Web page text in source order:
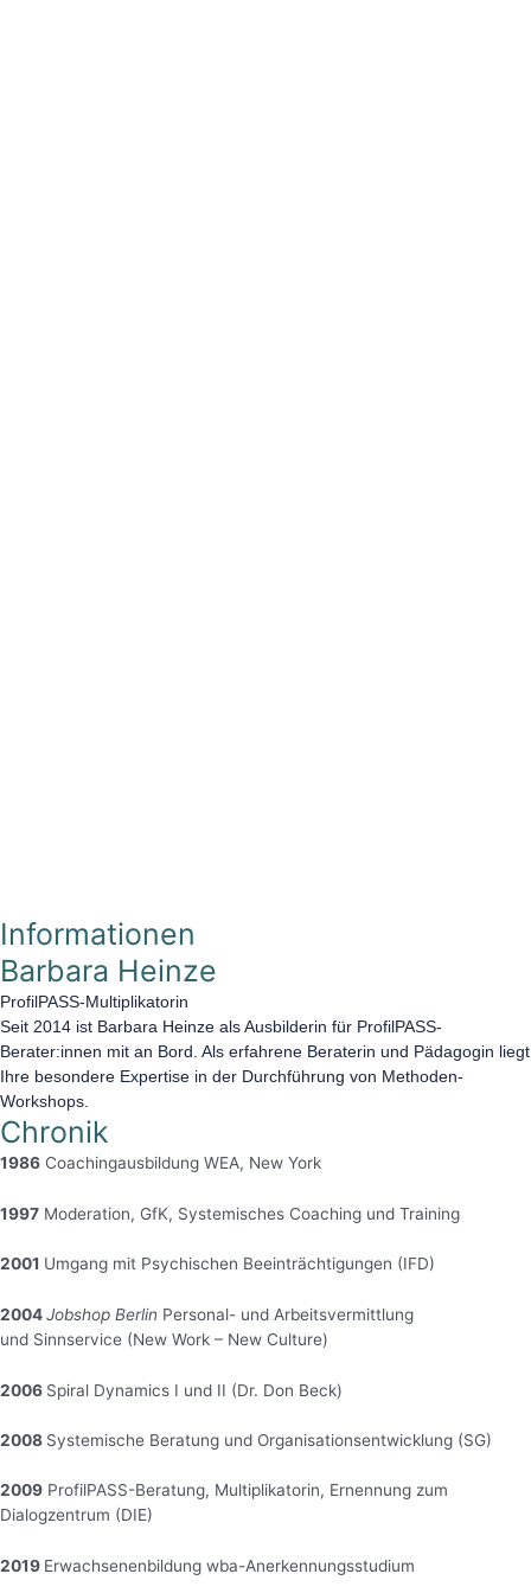
Informationen
Barbara Heinze
ProfilPASS-Multiplikatorin
Seit 2014 ist Barbara Heinze als Ausbilderin für ProfilPASS-
Berater:innen mit an Bord. Als erfahrene Beraterin und Pädagogin liegt
Ihre besondere Expertise in der Durchführung von Methoden-
Workshops.
Chronik
1986 Coachingausbildung WEA, New York
1997 Moderation, GfK, Systemisches Coaching und Training
2001 Umgang mit Psychischen Beeinträchtigungen (IFD)
2004Jobshop Berlin Personal- und Arbeitsvermittlung
und Sinnservice (New Work – New Culture)
2006 Spiral Dynamics I und II (Dr. Don Beck)
2008 Systemische Beratung und Organisationsentwicklung (SG)
2009 ProfilPASS-Beratung, Multiplikatorin, Ernennung zum
Dialogzentrum (DIE)
2019 Erwachsenenbildung wba-Anerkennungsstudium